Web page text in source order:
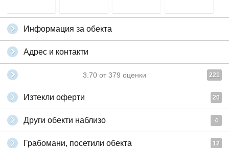
Информация за обекта
Адрес и контакти
3.70 от 379 оценки 221
Изтекли оферти 20
Други обекти наблизо 4
Грабомани, посетили обекта 12